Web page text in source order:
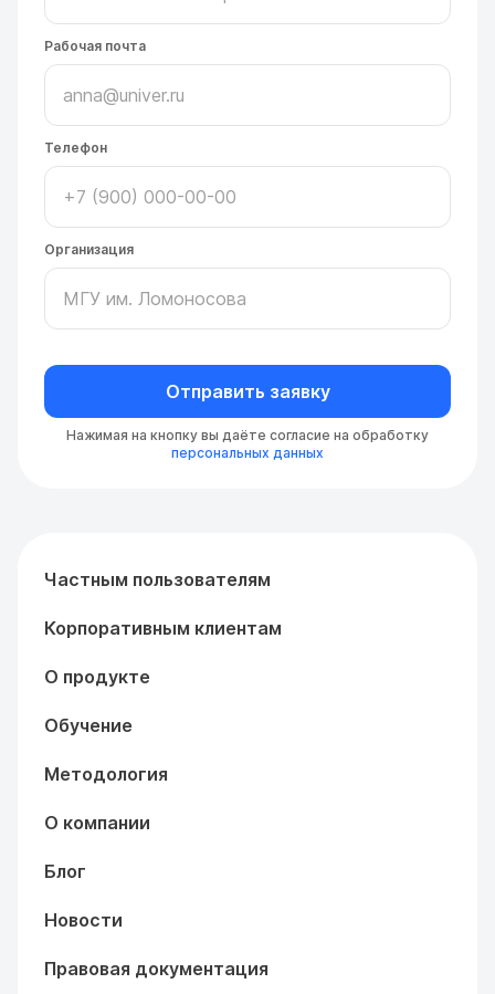
Рабочая почта
Телефон
Организация
Отправить заявку
Нажимая на кнопку вы даёте согласие на обработку
персональных данных
Частным пользователям
Корпоративным клиентам
О продукте
Обучение
Методология
О компании
Блог
Новости
Правовая документация